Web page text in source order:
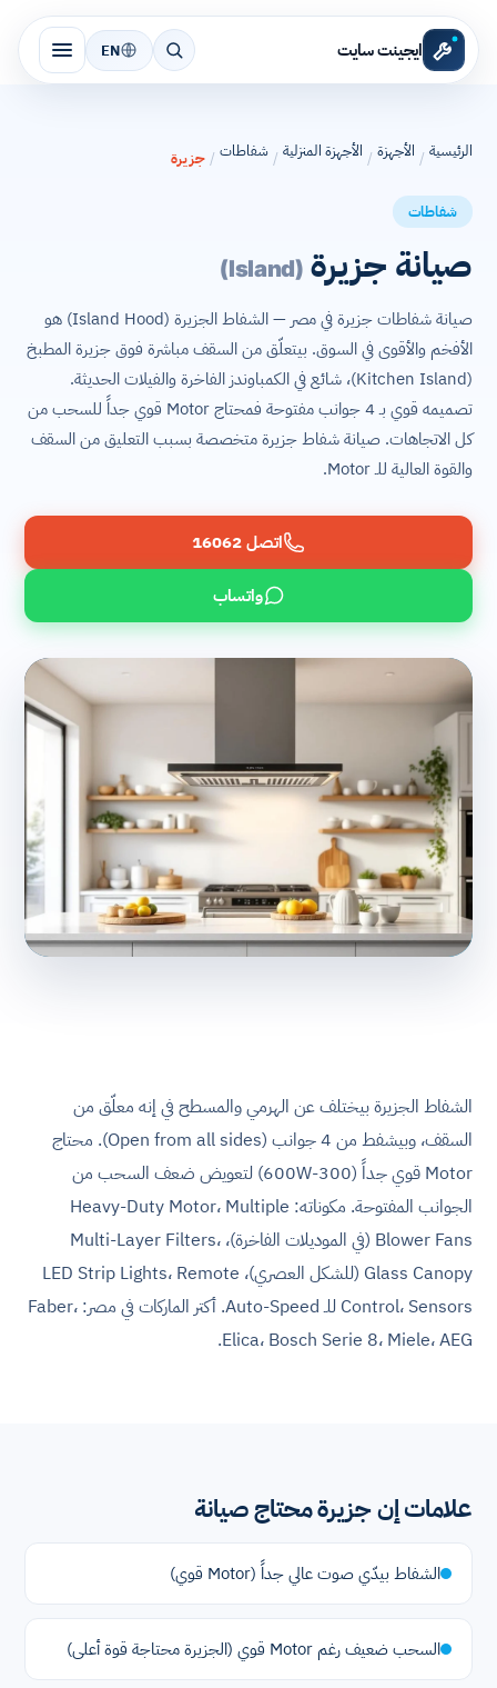
ايجينت سايت EN
الرئيسية / الأجهزة / الأجهزة المنزلية / شفاطات / جزيرة
شفاطات
صيانة جزيرة (Island)
صيانة شفاطات جزيرة في مصر — الشفاط الجزيرة (Island Hood) هو
الأفخم والأقوى في السوق. بيتعلّق من السقف مباشرة فوق جزيرة المطبخ
(Kitchen Island)، شائع في الكمباوندز الفاخرة والفيلات الحديثة.
تصميمه قوي بـ 4 جوانب مفتوحة فمحتاج Motor قوي جداً للسحب من
كل الاتجاهات. صيانة شفاط جزيرة متخصصة بسبب التعليق من السقف
والقوة العالية للـ Motor.
اتصل 16062
واتساب
الشفاط الجزيرة بيختلف عن الهرمي والمسطح في إنه معلّق من
السقف، وبيشفط من 4 جوانب (Open from all sides). محتاج
Motor قوي جداً (300-600W) لتعويض ضعف السحب من
الجوانب المفتوحة. مكوناته: Heavy-Duty Motor، Multiple
Blower Fans (في الموديلات الفاخرة)، Multi-Layer Filters،
Glass Canopy (للشكل العصري)، LED Strip Lights، Remote
Control، Sensors للـ Auto-Speed. أكتر الماركات في مصر: Faber،
Elica، Bosch Serie 8، Miele، AEG.
علامات إن جزيرة محتاج صيانة
الشفاط بيدّي صوت عالي جداً (Motor قوي)
السحب ضعيف رغم Motor قوي (الجزيرة محتاجة قوة أعلى)